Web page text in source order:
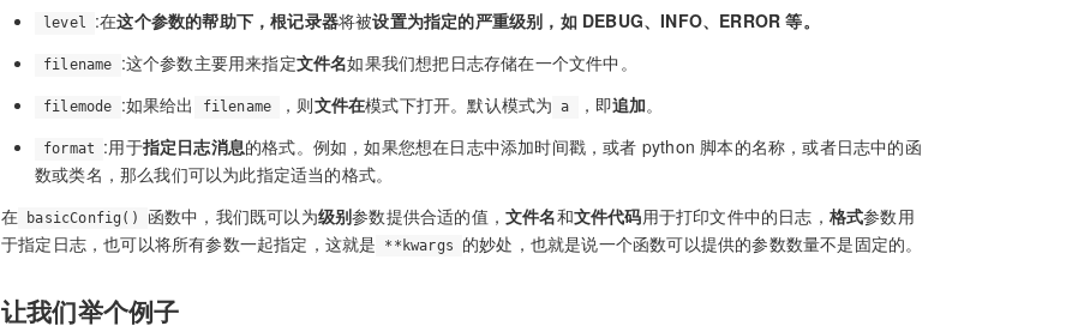
level :在这个参数的帮助下，根记录器将被设置为指定的严重级别，如 DEBUG、INFO、ERROR 等。
filename :这个参数主要用来指定文件名如果我们想把日志存储在一个文件中。
filemode :如果给出 filename ，则文件在模式下打开。默认模式为 a ，即追加。
format :用于指定日志消息的格式。例如，如果您想在日志中添加时间戳，或者 python 脚本的名称，或者日志中的函
数或类名，那么我们可以为此指定适当的格式。
在
basicConfig() 函数中，我们既可以为级别参数提供合适的值，文件名和文件代码用于打印文件中的日志， 格式参数用
于指定日志，也可以将所有参数一起指定，这就是
**kwargs 的妙处，也就是说一个函数可以提供的参数数量不是固定的。
让我们举个例子